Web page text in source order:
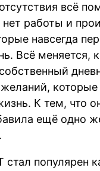
всё
нет работы и
навсегда
Всё меняется,
которые
К тем, что
ещё одно
популярен